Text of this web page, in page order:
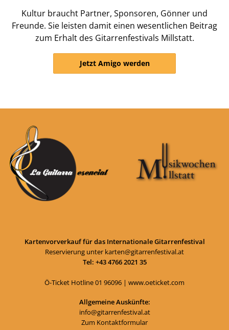
Kultur braucht Partner, Sponsoren, Gönner und
Freunde. Sie leisten damit einen wesentlichen Beitrag
zum Erhalt des Gitarrenfestivals Millstatt.
Jetzt Amigo werden
Kartenvorverkauf für das Internationale Gitarrenfestival
Reservierung unter karten@gitarrenfestival.at
Tel: +43 4766 2021 35
Ö-Ticket Hotline01 96096 | www.oeticket.com
Allgemeine Auskünfte:
info@gitarrenfestival.at
Zum Kontaktformular